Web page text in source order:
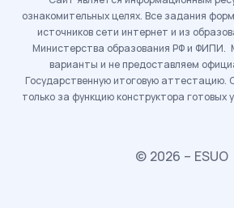
ознакомительных целях. Все задания
источников сети интернет и из
Министерства образования РФ и ФИПИ.
варианты и не предоставляем
Государственную итоговую аттестацию.
только за функцию конструктора готовых
© 2026 – ESUO